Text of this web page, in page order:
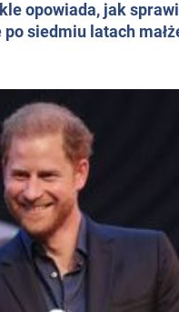
opowiada, jak
siedmiu latach